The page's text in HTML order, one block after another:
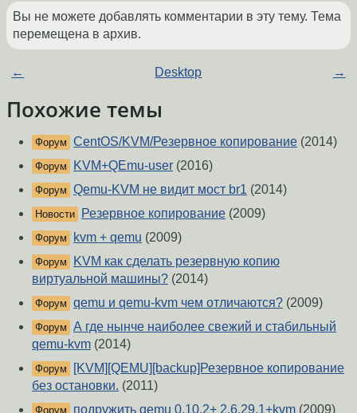
Вы не можете добавлять комментарии в эту тему. Тема
перемещена в архив.
← Desktop →
Похожие темы
Форум CentOS/KVM/Резервное копирование (2014)
Форум KVM+QEmu-user (2016)
Форум Qemu-KVM не видит мост br1 (2014)
Новости Резервное копирование (2009)
Форум kvm + qemu (2009)
Форум
KVM как сделать резервную копию
виртуальной машины? (2014)
Форум qemu и qemu-kvm чем отличаются? (2009)
Форум А где нынче наиболее свежий и стабильный
qemu-kvm (2014)
Форум
[KVM][QEMU][backup]Резервное копирование
без остановки. (2011)
Форум подружить qemu 0.10.2+ 2.6.29.1+kvm (2009)